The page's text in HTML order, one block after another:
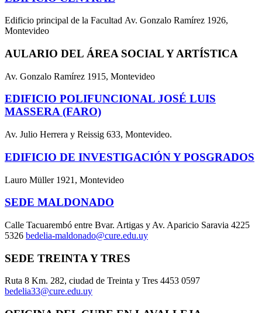
Edificio principal de la Facultad Av. Gonzalo Ramírez 1926,
Montevideo
AULARIO DEL ÁREA SOCIAL Y ARTÍSTICA
Av. Gonzalo Ramírez 1915, Montevideo
EDIFICIO POLIFUNCIONAL JOSÉ LUIS
MASSERA (FARO)
Av. Julio Herrera y Reissig 633, Montevideo.
EDIFICIO DE INVESTIGACIÓN Y POSGRADOS
Lauro Müller 1921, Montevideo
SEDE MALDONADO
Calle Tacuarembó entre Bvar. Artigas y Av. Aparicio Saravia 4225
5326 bedelia-maldonado@cure.edu.uy
SEDE TREINTA Y TRES
Ruta 8 Km. 282, ciudad de Treinta y Tres 4453 0597
bedelia33@cure.edu.uy